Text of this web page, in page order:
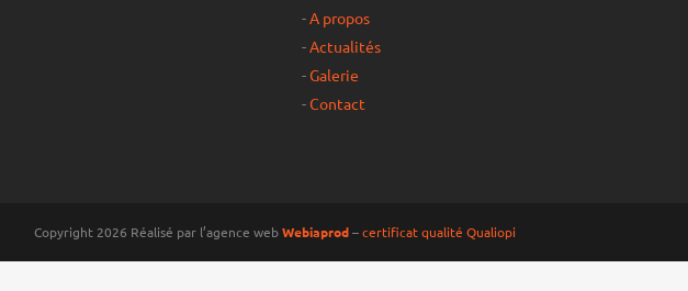
-A propos
-Actualités
-Galerie
-Contact
Copyright 2026 Réalisé par l’agence webWebiaprod–certificat qualité Qualiopi